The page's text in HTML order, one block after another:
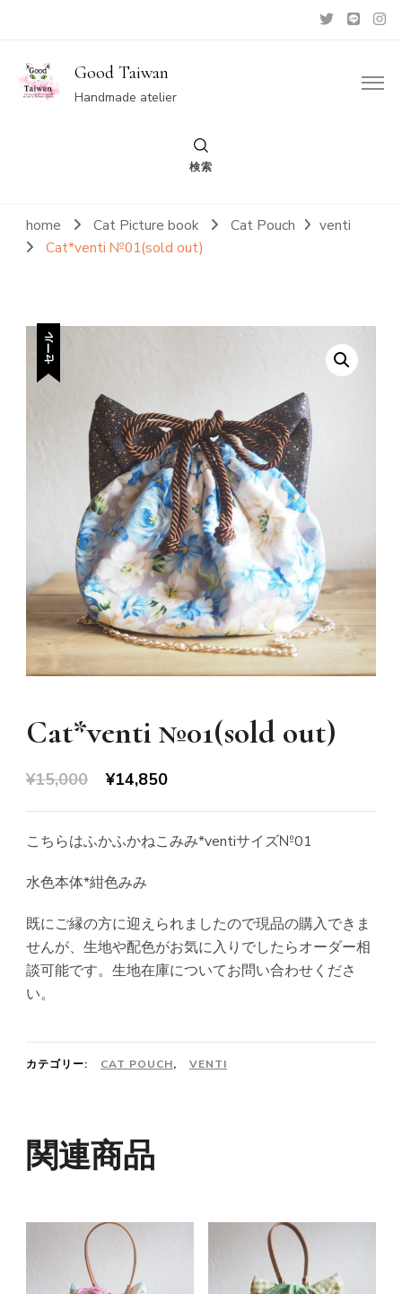
Good Taiwan
Handmade atelier
検索
home Cat Picture book Cat Pouch
venti
Cat*venti №01(sold out)
セール
Cat*venti №01(sold out)
¥15,000
元
価
は
で
し
¥14,850現
の
¥14,850
で
こちらはふかふかねこみみ*ventiサイズ№01
水色本体*紺色みみ
既にご縁の方に迎えられましたので現品の購入できま
せんが、生地や配色がお気に入りでしたらオーダー相
談可能です。生地在庫についてお問い合わせくださ
い。
カテゴリー: CAT POUCH, VENTI
関連商品